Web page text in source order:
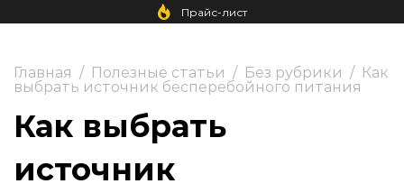
Прайс-лист
Главная / Полезные статьи / Без рубрики / Как
выбрать источник бесперебойного питания
Как выбрать
источник